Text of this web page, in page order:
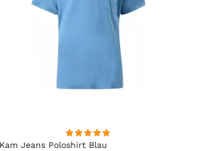
Kam Jeans Poloshirt Blau